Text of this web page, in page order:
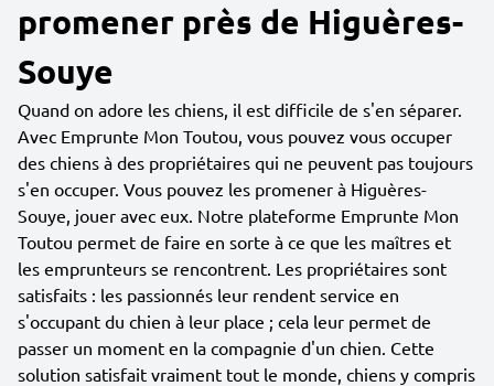
promener près de Higuères-
Souye
Quand on adore les chiens, il est difficile de s'en séparer.
Avec Emprunte Mon Toutou, vous pouvez vous occuper
des chiens à des propriétaires qui ne peuvent pas toujours
s'en occuper. Vous pouvez les promener à Higuères-
Souye, jouer avec eux. Notre plateforme Emprunte Mon
Toutou permet de faire en sorte à ce que les maîtres et
les emprunteurs se rencontrent. Les propriétaires sont
satisfaits : les passionnés leur rendent service en
s'occupant du chien à leur place ; cela leur permet de
passer un moment en la compagnie d'un chien. Cette
solution satisfait vraiment tout le monde, chiens y compris